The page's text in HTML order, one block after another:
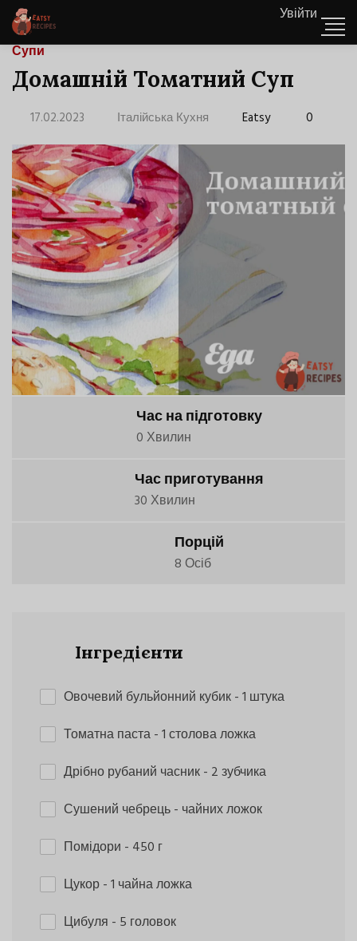
Увійти
Супи
Домашній Томатний Суп
17.02.2023 Італійська Кухня Eatsy 0
Час на підготовку
0 Хвилин
Час приготування
30 Хвилин
Порцій
8 Осіб
Інгредієнти
Овочевий бульйонний кубик- 1 штука
Томатна паста- 1 столова ложка
Дрібно рубаний часник- 2 зубчика
Сушений чебрець- чайних ложок
Помідори - 450 г
Цукор- 1 чайна ложка
Цибуля - 5 головок